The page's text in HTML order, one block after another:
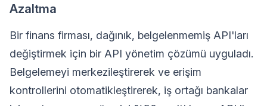
Azaltma
Bir finans firması, dağınık, belgelenmemiş API'ları
değiştirmek için bir API yönetim çözümü uyguladı.
Belgelemeyi merkezileştirerek ve erişim
kontrollerini otomatikleştirerek, iş ortağı bankalar